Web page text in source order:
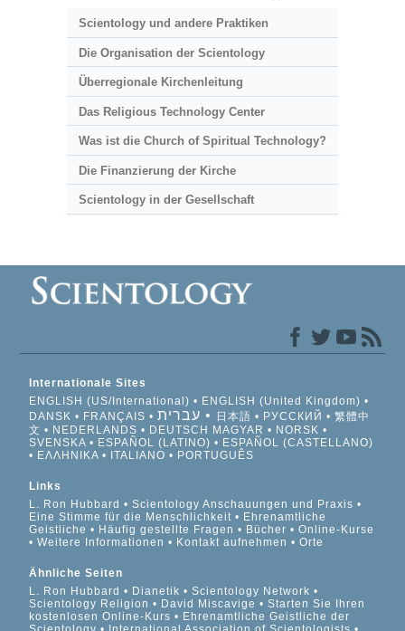
Scientology und andere Praktiken
Die Organisation der Scientology
Überregionale Kirchenleitung
Das Religious Technology Center
Was ist die Church of Spiritual Technology?
Die Finanzierung der Kirche
Scientology in der Gesellschaft
Internationale Sites
ENGLISH (US/International)
ENGLISH (United Kingdom)
DANSK
FRANÇAIS עברית 日本語 РУССКИЙ
繁體中
文
NEDERLANDS DEUTSCH MAGYAR
NORSK
SVENSKA
ESPAÑOL (LATINO)
ESPAÑOL (CASTELLANO)
ΕΛΛΗΝΙΚA
ITALIANO PORTUGUÊS
Links
L. Ron Hubbard
Scientology Anschauungen und Praxis
Eine Stimme für die Menschlichkeit
Ehrenamtliche
Geistliche
Häufig gestellte Fragen Bücher
Online-Kurse
Weitere Informationen
Kontakt aufnehmen Orte
Ähnliche Seiten
L. Ron Hubbard
Dianetik
Scientology Network
Scientology Religion
David Miscavige
Starten Sie Ihren
kostenlosen Online-Kurs
Ehrenamtliche Geistliche der